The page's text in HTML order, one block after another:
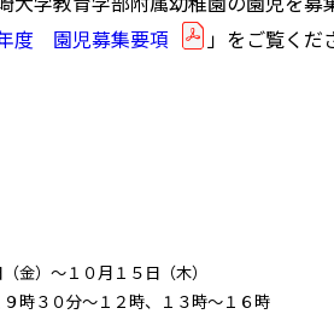
度 園児募集要項 」をご覧くだ
金）～１０月１５日（木）
時３０分～１２時、１３時～１６時